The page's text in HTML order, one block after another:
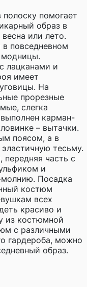
помогает
образ в
или лето.
повседневном
модницы.
лацканами и
имеет
На
прорезные
слегка
карман-
– вытачки.
поясом, а в
тесьму.
передняя часть с
и
Посадка
костюм
всех
красиво и
из костюмной
с различными
гардероба, можно
образ.